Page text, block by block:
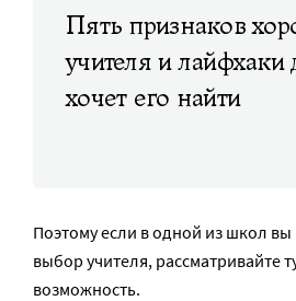
Пять признаков
учителя и лайфхаки
хочет его найти
Поэтому если в одной из школ
выбор учителя, рассматривайте
возможность.